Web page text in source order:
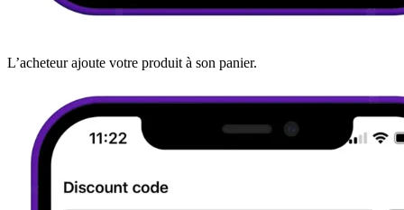
L’acheteur ajoute votre produit à son panier.